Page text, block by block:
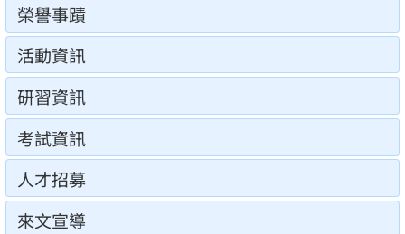
榮譽事蹟
活動資訊
研習資訊
考試資訊
人才招募
來文宣導